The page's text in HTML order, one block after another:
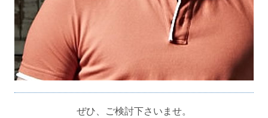
ぜひ、ご検討下さいませ。